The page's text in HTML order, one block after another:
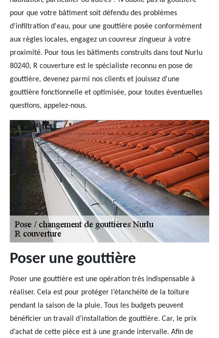
pour que votre bâtiment soit défendu des problèmes
d'infiltration d'eau, pour une gouttière posée conformément
aux règles locales, engagez un couvreur zingueur à votre
proximité. Pour tous les bâtiments construits dans tout Nurlu
80240, R couverture est le spécialiste reconnu en pose de
gouttière, devenez parmi nos clients et jouissez d'une
gouttière fonctionnelle et optimisée, pour toutes éventuelles
questions, appelez-nous.
Poser une gouttière
Poser une gouttière est une opération très indispensable à
réaliser. Cela est pour protéger l’étanchéité de la toiture
pendant la saison de la pluie. Tous les budgets peuvent
bénéficier un travail d’installation de gouttière. Car, le prix
d’achat de cette pièce est à une grande intervalle. Afin de